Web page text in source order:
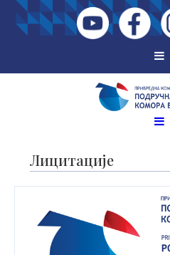
Лицитације